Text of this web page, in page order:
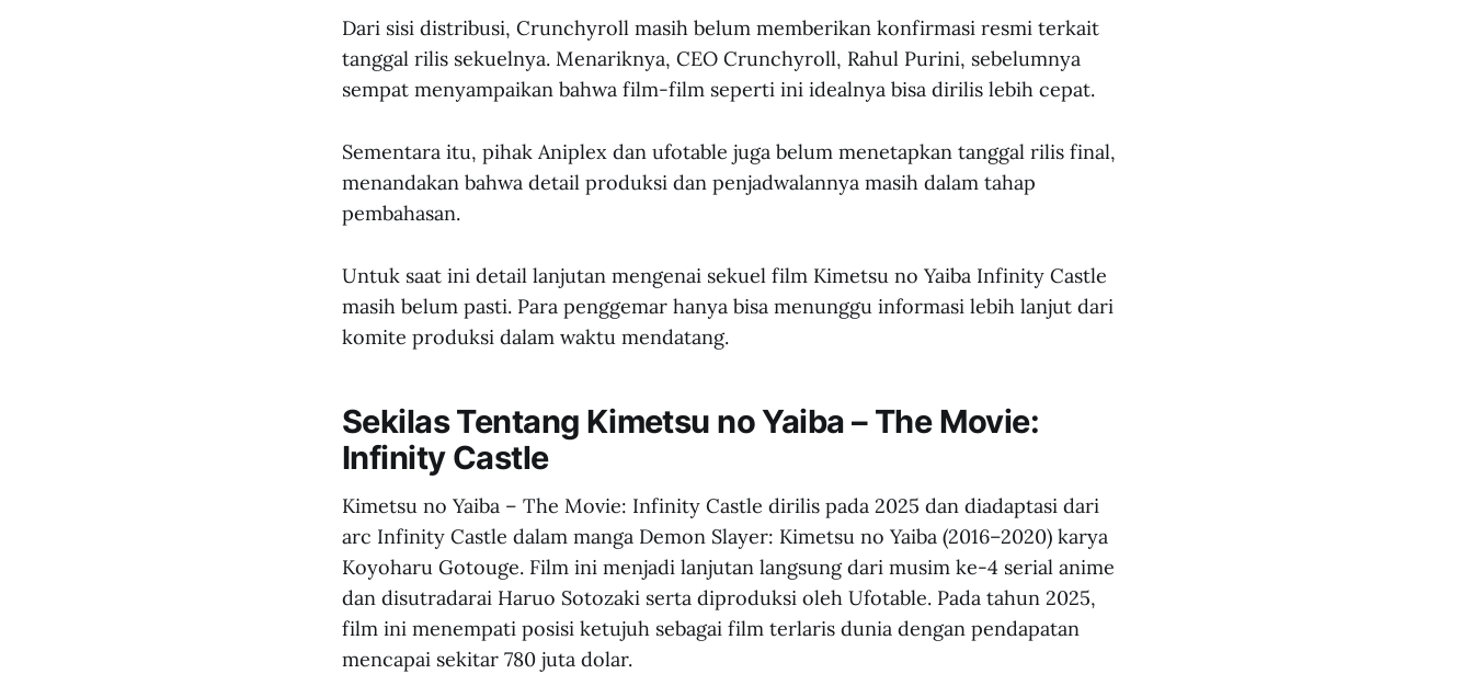
Dari sisi distribusi, Crunchyroll masih belum memberikan konfirmasi resmi terkait
tanggal rilis sekuelnya. Menariknya, CEO Crunchyroll, Rahul Purini, sebelumnya
sempat menyampaikan bahwa film-film seperti ini idealnya bisa dirilis lebih cepat.
Sementara itu, pihak Aniplex dan ufotable juga belum menetapkan tanggal rilis final,
menandakan bahwa detail produksi dan penjadwalannya masih dalam tahap
pembahasan.
Untuk saat ini detail lanjutan mengenai sekuel film Kimetsu no Yaiba Infinity Castle
masih belum pasti. Para penggemar hanya bisa menunggu informasi lebih lanjut dari
komite produksi dalam waktu mendatang.
Sekilas Tentang Kimetsu no Yaiba – The Movie:
Infinity Castle
Kimetsu no Yaiba – The Movie: Infinity Castle dirilis pada 2025 dan diadaptasi dari
arc Infinity Castle dalam manga Demon Slayer: Kimetsu no Yaiba (2016–2020) karya
Koyoharu Gotouge. Film ini menjadi lanjutan langsung dari musim ke-4 serial anime
dan disutradarai Haruo Sotozaki serta diproduksi oleh Ufotable. Pada tahun 2025,
film ini menempati posisi ketujuh sebagai film terlaris dunia dengan pendapatan
mencapai sekitar 780 juta dolar.